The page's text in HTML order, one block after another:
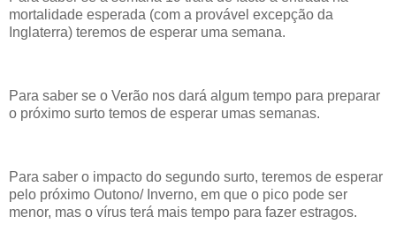
mortalidade esperada (com a provável excepção da
Inglaterra) teremos de esperar uma semana.
Para saber se o Verão nos dará algum tempo para preparar
o próximo surto temos de esperar umas semanas.
Para saber o impacto do segundo surto, teremos de esperar
pelo próximo Outono/ Inverno, em que o pico pode ser
menor, mas o vírus terá mais tempo para fazer estragos.